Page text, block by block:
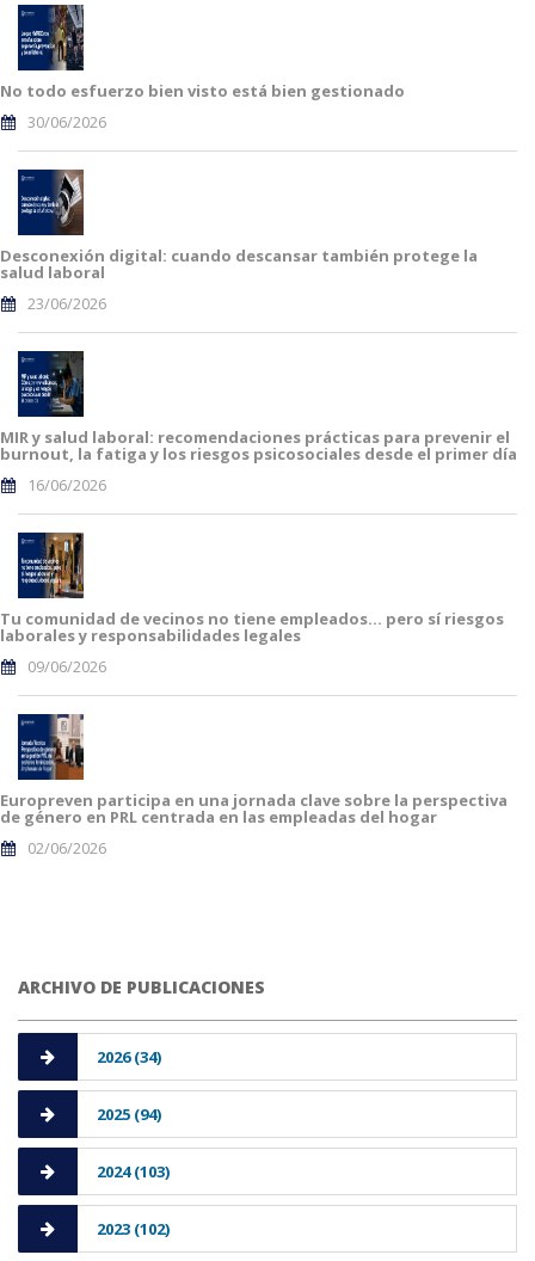
No todo esfuerzo bien visto está bien gestionado
30/06/2026
Desconexión digital: cuando descansar también protege la
salud laboral
23/06/2026
MIR y salud laboral: recomendaciones prácticas para prevenir el
burnout, la fatiga y los riesgos psicosociales desde el primer día
16/06/2026
Tu comunidad de vecinos no tiene empleados… pero sí riesgos
laborales y responsabilidades legales
09/06/2026
Europreven participa en una jornada clave sobre la perspectiva
de género en PRL centrada en las empleadas del hogar
02/06/2026
ARCHIVO DE PUBLICACIONES
2026 (34)
2025 (94)
2024 (103)
2023 (102)